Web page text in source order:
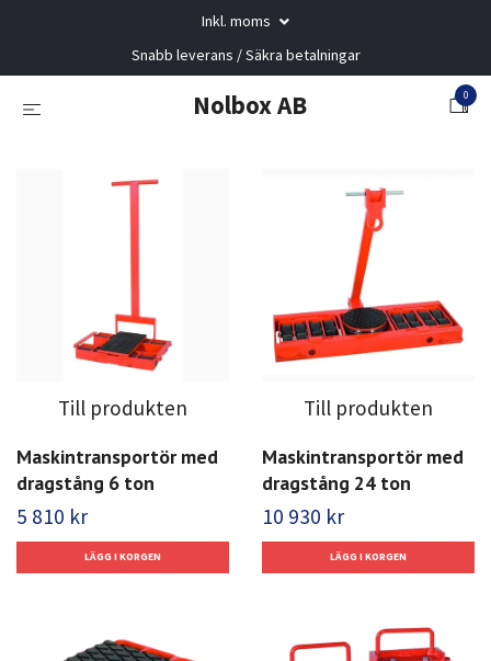
Inkl. moms
Snabb leverans / Säkra betalningar
Nolbox AB 0
Till produkten
Maskintransportör med
dragstång 6 ton
5 810 kr
Till produkten
Maskintransportör med
dragstång 24 ton
10 930 kr